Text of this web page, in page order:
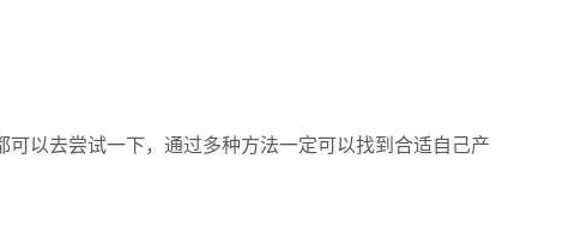
以去尝试一下，通过多种方法一定可以找到合适自己产